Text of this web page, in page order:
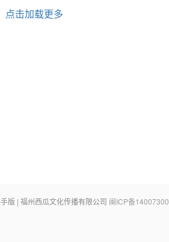
点击加载更多
版 | 福州西瓜文化传播有限公司 闽ICP备